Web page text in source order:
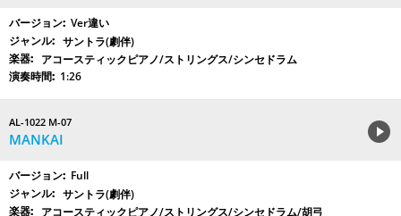
Ver違い
サントラ(劇伴)
アコースティックピアノ/ストリングス/シンセドラム
1:26
AL-1022 M-07
MANKAI
Full
サントラ(劇伴)
アコースティックピアノ/ストリングス/シンセドラム/胡弓